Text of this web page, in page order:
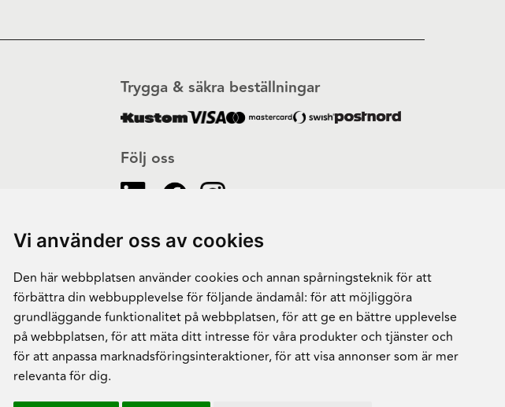
Vi använder oss av cookies
Den här webbplatsen använder cookies och annan spårningsteknik för att
förbättra din webbupplevelse för följande ändamål: för att möjliggöra
grundläggande funktionalitet på webbplatsen,för att ge en bättre upplevelse
på webbplatsen,för att mäta ditt intresse för våra produkter och tjänster och
för att anpassa marknadsföringsinteraktioner,för att visa annonser som är mer
relevanta för dig.
Följ oss
Trygga & säkra beställningar